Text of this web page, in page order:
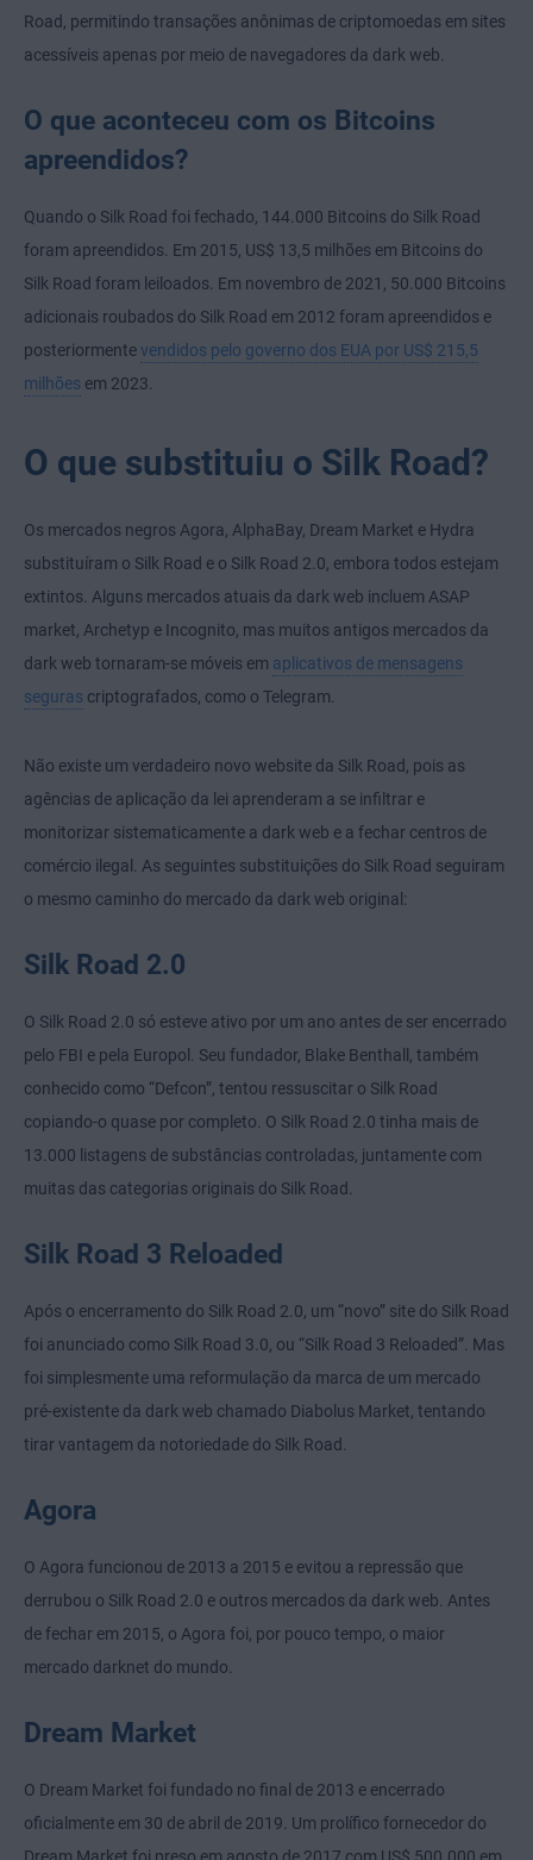
Road, permitindo transações anônimas de criptomoedas em sites
acessíveis apenas por meio de navegadores da dark web.
O que aconteceu com os Bitcoins
apreendidos?
Quando o Silk Road foi fechado, 144.000 Bitcoins do Silk Road
foram apreendidos. Em 2015, US$ 13,5 milhões em Bitcoins do
Silk Road foram leiloados. Em novembro de 2021, 50.000 Bitcoins
adicionais roubados do Silk Road em 2012 foram apreendidos e
posteriormentevendidos pelo governo dos EUA por US$ 215,5
milhões em 2023.
O que substituiu o Silk Road?
Os mercados negros Agora, AlphaBay, Dream Market e Hydra
substituíram o Silk Road e o Silk Road 2.0, embora todos estejam
extintos. Alguns mercados atuais da dark web incluem ASAP
market, Archetyp e Incognito, mas muitos antigos mercados da
dark web tornaram-se móveis em aplicativos de mensagens
seguras criptografados, como o Telegram.
Não existe um verdadeiro novo website da Silk Road, pois as
agências de aplicação da lei aprenderam a se infiltrar e
monitorizar sistematicamente a dark web e a fechar centros de
comércio ilegal. As seguintes substituições do Silk Road seguiram
o mesmo caminho do mercado da dark web original:
Silk Road 2.0
O Silk Road 2.0 só esteve ativo por um ano antes de ser encerrado
pelo FBI e pela Europol. Seu fundador, Blake Benthall, também
conhecido como “Defcon”, tentou ressuscitar o Silk Road
copiando-o quase por completo. O Silk Road 2.0 tinha mais de
13.000 listagens de substâncias controladas, juntamente com
muitas das categorias originais do Silk Road.
Silk Road 3 Reloaded
Após o encerramento do Silk Road 2.0, um “novo” site do Silk Road
foi anunciado como Silk Road 3.0, ou “Silk Road 3 Reloaded”. Mas
foi simplesmente uma reformulação da marca de um mercado
pré-existente da dark web chamado Diabolus Market, tentando
tirar vantagem da notoriedade do Silk Road.
Agora
O Agora funcionou de 2013 a 2015 e evitou a repressão que
derrubou o Silk Road 2.0 e outros mercados da dark web. Antes
de fechar em 2015, o Agora foi, por pouco tempo, o maior
mercado darknet do mundo.
Dream Market
O Dream Market foi fundado no final de 2013 e encerrado
oficialmente em 30 de abril de 2019. Um prolífico fornecedor do